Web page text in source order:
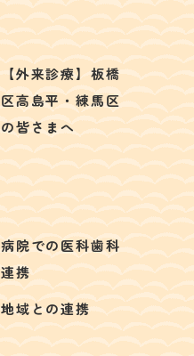
【外来診療】板橋
区高島平・練馬区
の皆さまへ
病院での医科歯科
連携
地域との連携